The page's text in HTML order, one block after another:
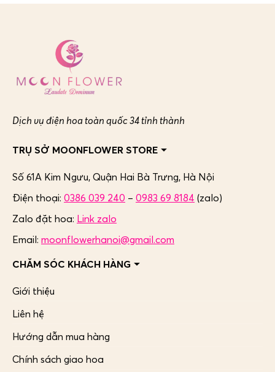
Dịch vụ điện hoa toàn quốc 34 tỉnh thành
TRỤ SỞ MOONFLOWER STORE
Số 61A Kim Ngưu, Quận Hai Bà Trưng, Hà Nội
Điện thoại: 0386 039 240 – 0983 69 8184 (zalo)
Zalo đặt hoa: Link zalo
Email: moonflowerhanoi@gmail.com
CHĂM SÓC KHÁCH HÀNG
Giới thiệu
Liên hệ
Hướng dẫn mua hàng
Chính sách giao hoa